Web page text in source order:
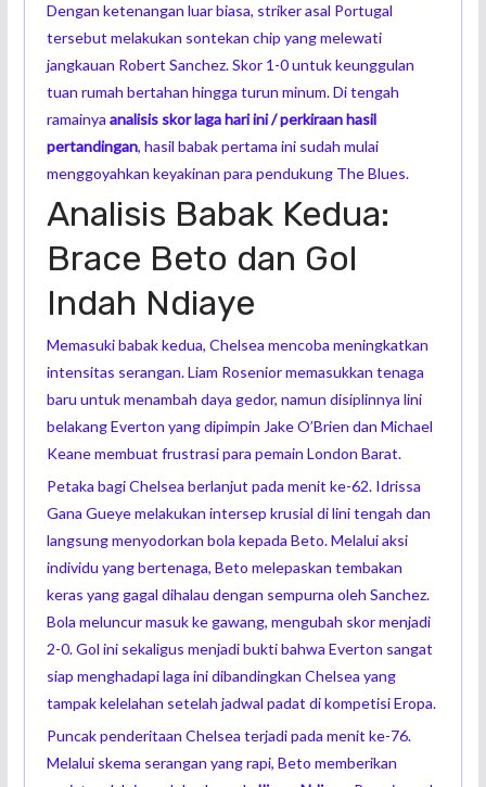
Dengan ketenangan luar biasa, striker asal Portugal
tersebut melakukan sontekan chip yang melewati
jangkauan Robert Sanchez. Skor 1-0 untuk keunggulan
tuan rumah bertahan hingga turun minum. Di tengah
ramainya analisis skor laga hari ini/perkiraan hasil
pertandingan, hasil babak pertama ini sudah mulai
menggoyahkan keyakinan para pendukung The Blues.
Analisis Babak Kedua:
Brace Beto dan Gol
Indah Ndiaye
Memasuki babak kedua, Chelsea mencoba meningkatkan
intensitas serangan. Liam Rosenior memasukkan tenaga
baru untuk menambah daya gedor, namun disiplinnya lini
belakang Everton yang dipimpin Jake O’Brien dan Michael
Keane membuat frustrasi para pemain London Barat.
Petaka bagi Chelsea berlanjut pada menit ke-62. Idrissa
Gana Gueye melakukan intersep krusial di lini tengah dan
langsung menyodorkan bola kepada Beto. Melalui aksi
individu yang bertenaga, Beto melepaskan tembakan
keras yang gagal dihalau dengan sempurna oleh Sanchez.
Bola meluncur masuk ke gawang, mengubah skor menjadi
2-0. Gol ini sekaligus menjadi bukti bahwa Everton sangat
siap menghadapi laga ini dibandingkan Chelsea yang
tampak kelelahan setelah jadwal padat di kompetisi Eropa.
Puncak penderitaan Chelsea terjadi pada menit ke-76.
Melalui skema serangan yang rapi, Beto memberikan